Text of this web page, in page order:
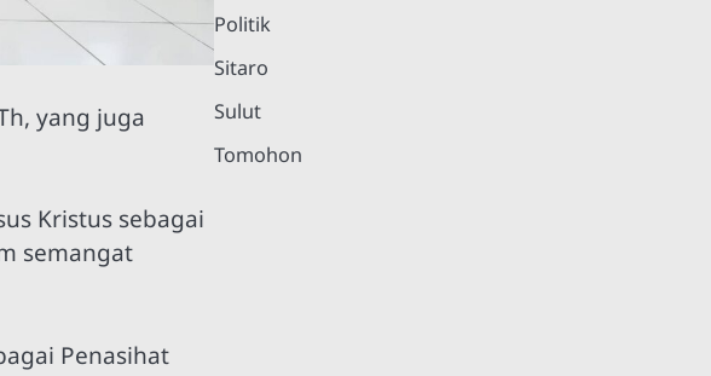
yang juga
Kristus sebagai
semangat
Penasihat
Politik
Sitaro
Sulut
Tomohon